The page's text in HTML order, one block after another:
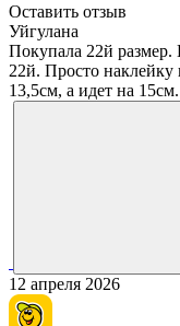
Оставить отзыв
Уйгулана
Покупала 22й
22й. Просто
13,5см, а идет на
12 апреля 2026